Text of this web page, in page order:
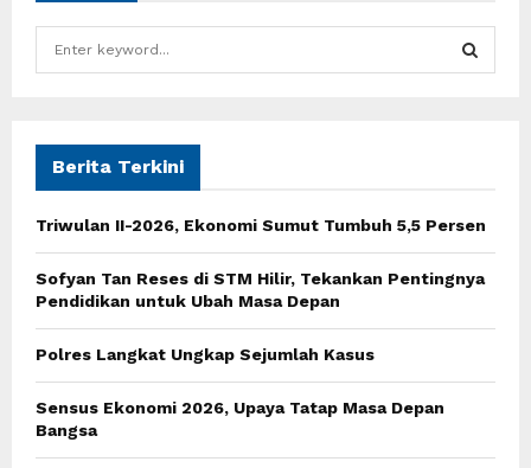
f
r
C
H
Berita Terkini
Triwulan II-2026, Ekonomi Sumut Tumbuh 5,5 Persen
Sofyan Tan Reses di STM Hilir, Tekankan Pentingnya
Pendidikan untuk Ubah Masa Depan
Polres Langkat Ungkap Sejumlah Kasus
Sensus Ekonomi 2026, Upaya Tatap Masa Depan
Bangsa